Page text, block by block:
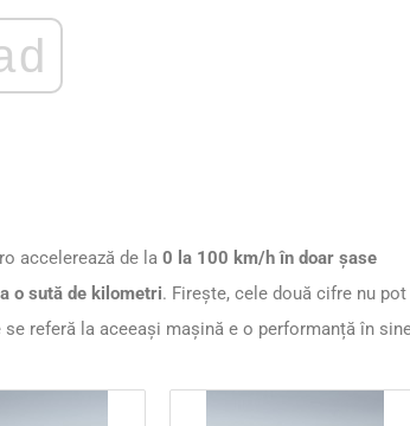
accelerează de la 0 la 100 km/h în doar șase
o sută de kilometri. Firește, cele două cifre nu pot
referă la aceeași mașină e o performanță în